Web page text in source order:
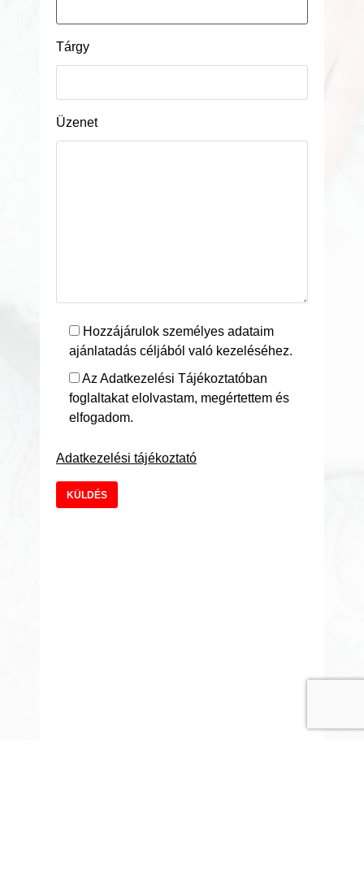
Tárgy
Üzenet
Hozzájárulok személyes adataim
ajánlatadás céljából való kezeléséhez.
Az Adatkezelési Tájékoztatóban
foglaltakat elolvastam, megértettem és
elfogadom.
Adatkezelési tájékoztató